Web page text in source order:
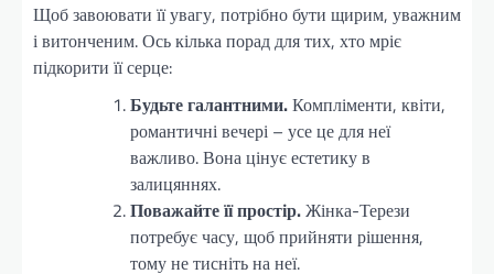
Щоб завоювати її увагу, потрібно бути щирим, уважним
і витонченим. Ось кілька порад для тих, хто мріє
підкорити її серце:
Будьте галантними.Компліменти, квіти,
романтичні вечері – усе це для неї
важливо. Вона цінує естетику в
залицяннях.
Поважайте її простір.Жінка-Терези
потребує часу, щоб прийняти рішення,
тому не тисніть на неї.